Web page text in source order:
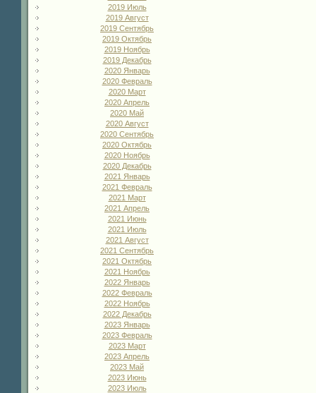
2019 Июль
2019 Август
2019 Сентябрь
2019 Октябрь
2019 Ноябрь
2019 Декабрь
2020 Январь
2020 Февраль
2020 Март
2020 Апрель
2020 Май
2020 Август
2020 Сентябрь
2020 Октябрь
2020 Ноябрь
2020 Декабрь
2021 Январь
2021 Февраль
2021 Март
2021 Апрель
2021 Июнь
2021 Июль
2021 Август
2021 Сентябрь
2021 Октябрь
2021 Ноябрь
2022 Январь
2022 Февраль
2022 Ноябрь
2022 Декабрь
2023 Январь
2023 Февраль
2023 Март
2023 Апрель
2023 Май
2023 Июнь
2023 Июль